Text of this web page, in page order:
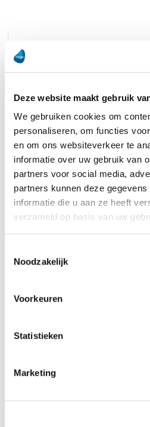
Deze website maakt gebruik
We gebruiken cookies om
personaliseren, om functies
en om ons websiteverkeer te
informatie over uw gebruik van
partners voor social media,
partners kunnen deze
informatie die u aan ze heeft
verzameld op basis van uw
Noodzakelijk
Voorkeuren
Statistieken
Marketing
Peter Vos
CEO Magic Software
Parkerbaan 2
3439 MC Nieuwegein